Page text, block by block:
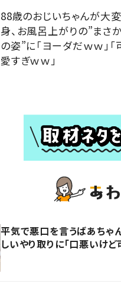
88歳のおじいちゃんが大変
身、お風呂上がりの”まさか
の姿”に「ヨーダだｗｗ」「
愛すぎｗｗ」
平気で悪口を言うばあち
しいやり取りに「口悪いけど